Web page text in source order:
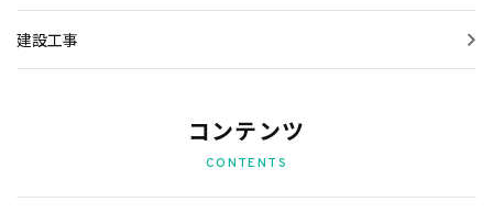
建設工事
コンテンツ
CONTENTS